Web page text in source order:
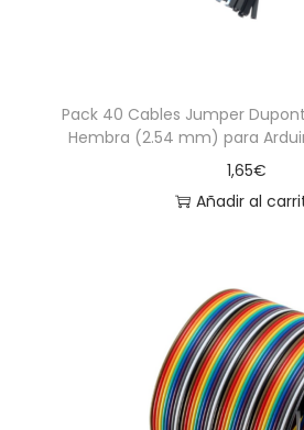
Pack 40 Cables Jumper
Hembra (2.54 mm) para
1,65€
Añadir al